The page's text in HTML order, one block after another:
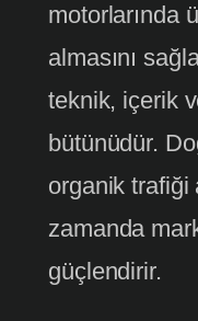
motorlarında
almasını
teknik, içerik
bütünüdür.
organik trafiği
zamanda
güçlendirir.